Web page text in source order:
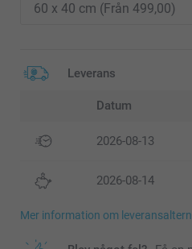
Leverans
Datum
2026-08-13
2026-08-14
Mer information om